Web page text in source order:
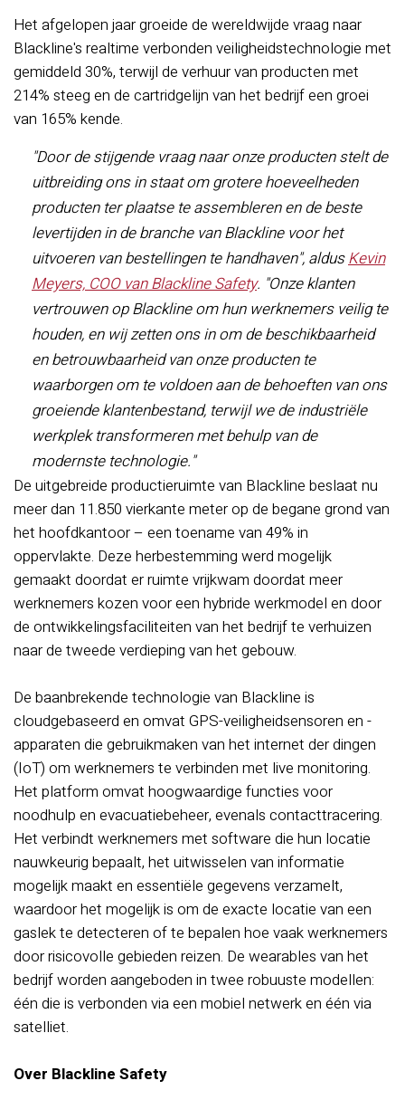
Het afgelopen jaar groeide de wereldwijde vraag naar
Blackline's realtime verbonden veiligheidstechnologie met
gemiddeld 30%, terwijl de verhuur van producten met
214% steeg en de cartridgelijn van het bedrijf een groei
van 165% kende.
"Door de stijgende vraag naar onze producten stelt de
uitbreiding ons in staat om grotere hoeveelheden
producten ter plaatse te assembleren en de beste
levertijden in de branche van Blackline voor het
uitvoeren van bestellingen te handhaven", aldusKevin
Meyers, COO van Blackline Safety. "Onze klanten
vertrouwen op Blackline om hun werknemers veilig te
houden, en wij zetten ons in om de beschikbaarheid
en betrouwbaarheid van onze producten te
waarborgen om te voldoen aan de behoeften van ons
groeiende klantenbestand, terwijl we de industriële
werkplek transformeren met behulp van de
modernste technologie."
De uitgebreide productieruimte van Blackline beslaat nu
meer dan 11.850 vierkante meter op de begane grond van
het hoofdkantoor – een toename van 49% in
oppervlakte. Deze herbestemming werd mogelijk
gemaakt doordat er ruimte vrijkwam doordat meer
werknemers kozen voor een hybride werkmodel en door
de ontwikkelingsfaciliteiten van het bedrijf te verhuizen
naar de tweede verdieping van het gebouw.
De baanbrekende technologie van Blackline is
cloudgebaseerd en omvat GPS-veiligheidsensoren en -
apparaten die gebruikmaken van het internet der dingen
(IoT) om werknemers te verbinden met live monitoring.
Het platform omvat hoogwaardige functies voor
noodhulp en evacuatiebeheer, evenals contacttracering.
Het verbindt werknemers met software die hun locatie
nauwkeurig bepaalt, het uitwisselen van informatie
mogelijk maakt en essentiële gegevens verzamelt,
waardoor het mogelijk is om de exacte locatie van een
gaslek te detecteren of te bepalen hoe vaak werknemers
door risicovolle gebieden reizen. De wearables van het
bedrijf worden aangeboden in twee robuuste modellen:
één die is verbonden via een mobiel netwerk en één via
satelliet.
Over Blackline Safety